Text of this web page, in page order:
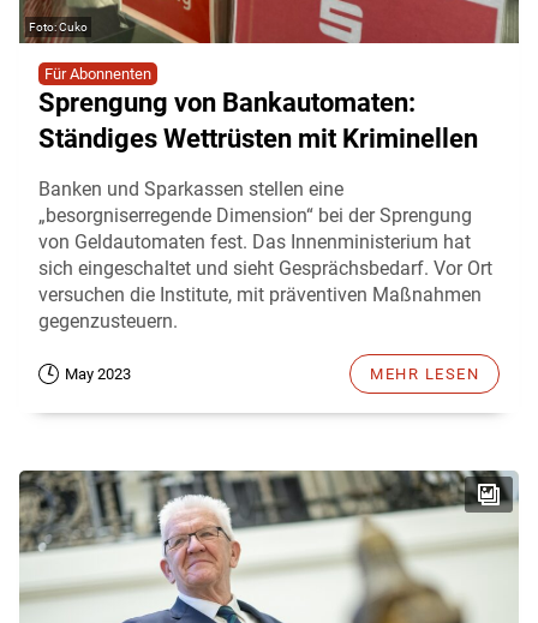
Cuko
Für Abonnenten
Sprengung von Bankautomaten:
Ständiges Wettrüsten mit Kriminellen
Banken und Sparkassen stellen eine
„besorgniserregende Dimension“ bei der Sprengung
von Geldautomaten fest. Das Innenministerium hat
sich eingeschaltet und sieht Gesprächsbedarf. Vor Ort
versuchen die Institute, mit präventiven Maßnahmen
gegenzusteuern.
May 2023 MEHR LESEN